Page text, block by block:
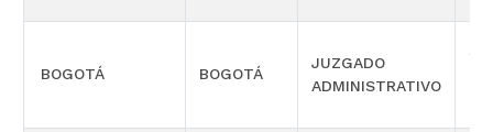
BOGOTÁ BOGOTÁ
JUZGADO
ADMINISTRATIVO